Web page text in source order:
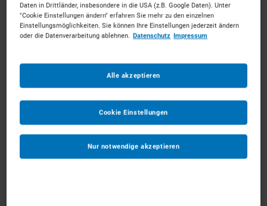
Mitten im Revier packen wir gemeinsam an.Mieten
Sie die passenden Aufbereitungsanlagen für Ihr
mit persönlichem Experten-Service.
Dortmund
Daten in Drittländer, insbesondere in die USA (z.B. Google Daten). Unter
"Cookie Einstellungen ändern" erfahren Sie mehr zu den einzelnen
Einstellungsmöglichkeiten. Sie können Ihre Einstellungen jederzeit ändern
oder die Datenverarbeitung ablehnen. Datenschutz Impressum
Nur notwendige akzeptieren
Alle akzeptieren
Cookie Einstellungen